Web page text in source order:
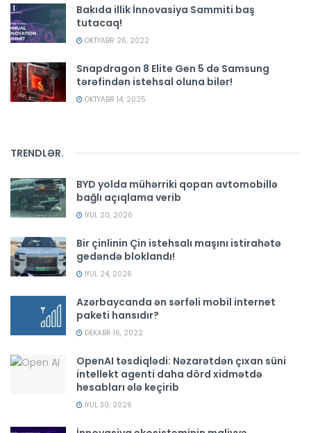
Bakıda illik İnnovasiya Sammiti baş
tutacaq!
OKTYABR 26, 2022
Snapdragon 8 Elite Gen 5 də Samsung
tərəfindən istehsal oluna bilər!
OKTYABR 14, 2025
TRENDLƏR.
BYD yolda mühərriki qopan avtomobillə
bağlı açıqlama verib
İYUL 20, 2026
Bir çinlinin Çin istehsalı maşını istirahətə
gedəndə bloklandı!
İYUL 24, 2026
Azərbaycanda ən sərfəli mobil internet
paketi hansıdır?
DEKABR 16, 2022
OpenAI təsdiqlədi: Nəzarətdən çıxan süni
intellekt agenti daha dörd xidmətdə
hesabları ələ keçirib
İYUL 30, 2026